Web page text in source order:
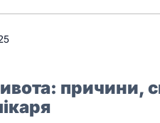
причини,